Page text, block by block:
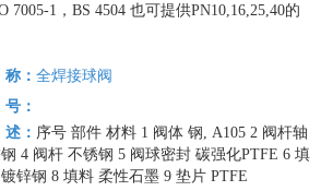
7005-1，BS 4504也可提供PN10,16,25,40的
：全焊接球阀
：
： 序号 部件 材料 1 阀体 钢, A1052 阀杆轴
钢4 阀杆 不锈钢5 阀球密封 碳强化PTFE6 填
镀锌钢8 填料 柔性石墨9 垫片 PTFE